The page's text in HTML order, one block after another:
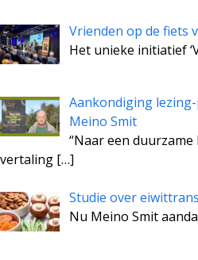
Vrienden op de fiets
Het unieke initiatief
Aankondiging
Meino Smit
“Naar een duurzame
vertaling […]
Studie over
Nu Meino Smit